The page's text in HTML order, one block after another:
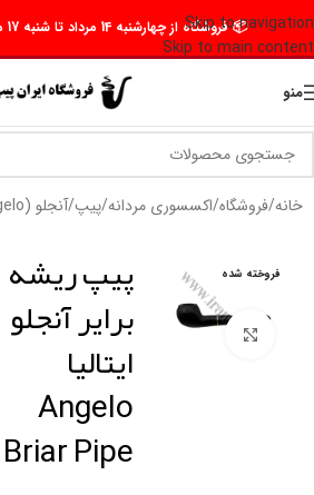
Skip to navigation
Skip to main content
📦 فروشگاه از چهارشنبه 14 مرداد تا شنبه 17 مرداد تعطیل است 🛵
منو
خانه/فروشگاه/اکسسوری مردانه/پیپ/آنجلو (angelo)
فروخته شده
برای بزرگنمایی کلیک کنید
پیپ ریشه
برایر آنجلو
ایتالیا
Angelo
Briar Pipe